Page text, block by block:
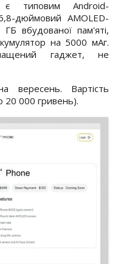
є типовим Android-
дюймовий AMOLED-
вбудованої пам'яті,
на 5000 мАг.
гаджет, не
вересень. Вартість
20 000 гривень).